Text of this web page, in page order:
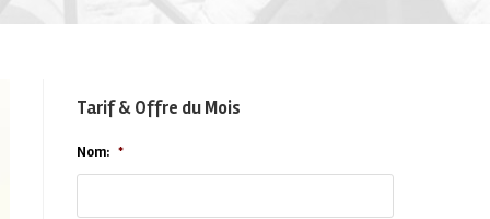
Tarif & Offre du Mois
Nom: *